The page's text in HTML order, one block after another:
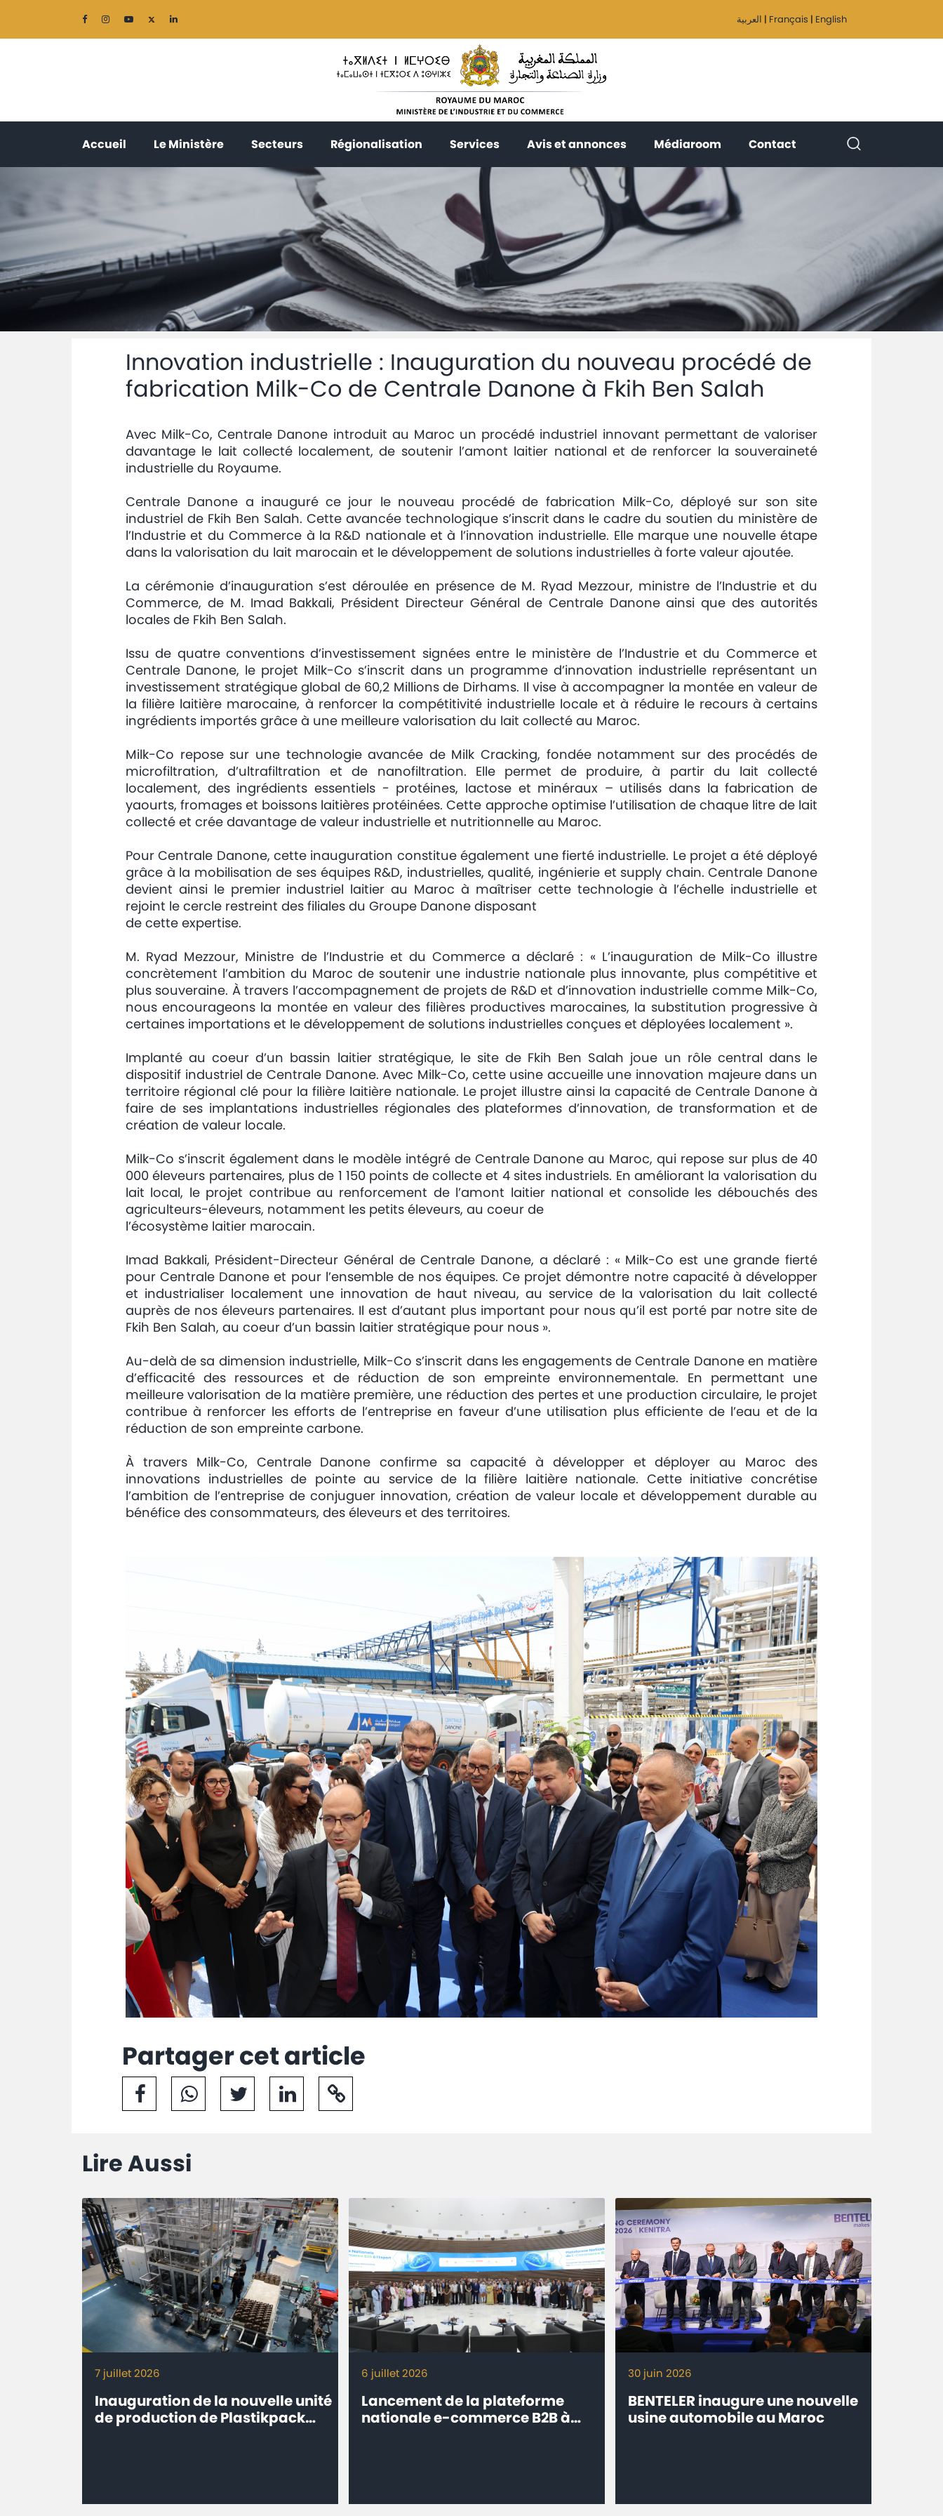
العربية | Français | English
Accueil (current)
Le Ministère(current)Secteurs(current)Régionalisation (current)
Services(current)Avis et annonces(current)Médiaroom (current)
Contact (current)
Innovation industrielle : Inauguration du nouveau procédé de
fabrication Milk-Co de Centrale Danone à Fkih Ben Salah
Avec Milk-Co, Centrale Danone introduit au Maroc un procédé industriel innovant permettant de valoriser
davantage le lait collecté localement, de soutenir l’amont laitier national et de renforcer la souveraineté
industrielle du Royaume.
Centrale Danone a inauguré ce jour le nouveau procédé de fabrication Milk-Co, déployé sur son site
industriel de Fkih Ben Salah. Cette avancée technologique s’inscrit dans le cadre du soutien du ministère de
l’Industrie et du Commerce à la R&D nationale et à l’innovation industrielle. Elle marque une nouvelle étape
dans la valorisation du lait marocain et le développement de solutions industrielles à forte valeur ajoutée.
La cérémonie d’inauguration s’est déroulée en présence de M. Ryad Mezzour, ministre de l’Industrie et du
Commerce, de M. Imad Bakkali, Président Directeur Général de Centrale Danone ainsi que des autorités
locales de Fkih Ben Salah.
Issu de quatre conventions d’investissement signées entre le ministère de l’Industrie et du Commerce et
Centrale Danone, le projet Milk-Co s’inscrit dans un programme d’innovation industrielle représentant un
investissement stratégique global de 60,2 Millions de Dirhams. Il vise à accompagner la montée en valeur de
la filière laitière marocaine, à renforcer la compétitivité industrielle locale et à réduire le recours à certains
ingrédients importés grâce à une meilleure valorisation du lait collecté au Maroc.
Milk-Co repose sur une technologie avancée de Milk Cracking, fondée notamment sur des procédés de
microfiltration, d’ultrafiltration et de nanofiltration. Elle permet de produire, à partir du lait collecté
localement, des ingrédients essentiels - protéines, lactose et minéraux – utilisés dans la fabrication de
yaourts, fromages et boissons laitières protéinées. Cette approche optimise l’utilisation de chaque litre de lait
collecté et crée davantage de valeur industrielle et nutritionnelle au Maroc.
Pour Centrale Danone, cette inauguration constitue également une fierté industrielle. Le projet a été déployé
grâce à la mobilisation de ses équipes R&D, industrielles, qualité, ingénierie et supply chain. Centrale Danone
devient ainsi le premier industriel laitier au Maroc à maîtriser cette technologie à l’échelle industrielle et
rejoint le cercle restreint des filiales du Groupe Danone disposant
de cette expertise.
M. Ryad Mezzour, Ministre de l’Industrie et du Commerce a déclaré : « L’inauguration de Milk-Co illustre
concrètement l’ambition du Maroc de soutenir une industrie nationale plus innovante, plus compétitive et
plus souveraine. À travers l’accompagnement de projets de R&D et d’innovation industrielle comme Milk-Co,
nous encourageons la montée en valeur des filières productives marocaines, la substitution progressive à
certaines importations et le développement de solutions industrielles conçues et déployées localement ».
Implanté au coeur d’un bassin laitier stratégique, le site de Fkih Ben Salah joue un rôle central dans le
dispositif industriel de Centrale Danone. Avec Milk-Co, cette usine accueille une innovation majeure dans un
territoire régional clé pour la filière laitière nationale. Le projet illustre ainsi la capacité de Centrale Danone à
faire de ses implantations industrielles régionales des plateformes d’innovation, de transformation et de
création de valeur locale.
Milk-Co s’inscrit également dans le modèle intégré de Centrale Danone au Maroc, qui repose sur plus de 40
000 éleveurs partenaires, plus de 1 150 points de collecte et 4 sites industriels. En améliorant la valorisation du
lait local, le projet contribue au renforcement de l’amont laitier national et consolide les débouchés des
agriculteurs-éleveurs, notamment les petits éleveurs, au coeur de
l’écosystème laitier marocain.
Imad Bakkali, Président-Directeur Général de Centrale Danone, a déclaré : « Milk-Co est une grande fierté
pour Centrale Danone et pour l’ensemble de nos équipes. Ce projet démontre notre capacité à développer
et industrialiser localement une innovation de haut niveau, au service de la valorisation du lait collecté
auprès de nos éleveurs partenaires. Il est d’autant plus important pour nous qu’il est porté par notre site de
Fkih Ben Salah, au coeur d’un bassin laitier stratégique pour nous ».
Au-delà de sa dimension industrielle, Milk-Co s’inscrit dans les engagements de Centrale Danone en matière
d’efficacité des ressources et de réduction de son empreinte environnementale. En permettant une
meilleure valorisation de la matière première, une réduction des pertes et une production circulaire, le projet
contribue à renforcer les efforts de l’entreprise en faveur d’une utilisation plus efficiente de l’eau et de la
réduction de son empreinte carbone.
À travers Milk-Co, Centrale Danone confirme sa capacité à développer et déployer au Maroc des
innovations industrielles de pointe au service de la filière laitière nationale. Cette initiative concrétise
l’ambition de l’entreprise de conjuguer innovation, création de valeur locale et développement durable au
bénéfice des consommateurs, des éleveurs et des territoires.
Partager cet article
Lire Aussi
7 juillet 2026
Inauguration de la nouvelle unité
de production de Plastikpack
6 juillet 2026
Lancement de la plateforme
nationale e-commerce B2B à
30 juin 2026
BENTELER inaugure une nouvelle
usine automobile au Maroc